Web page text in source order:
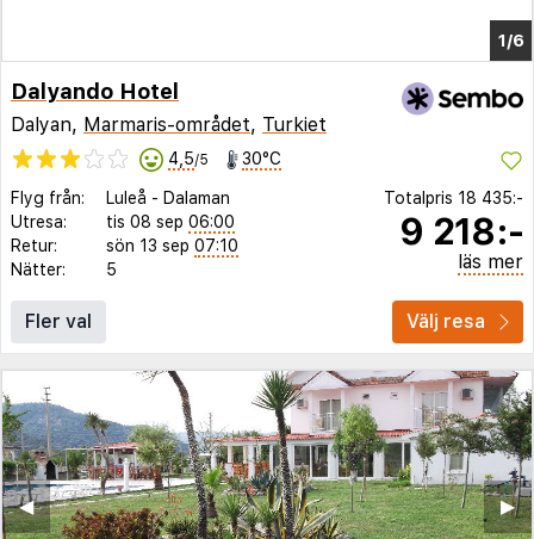
Dalyando Hotel
Dalyan, Marmaris-området, Turkiet
4,5/5 30°C
Flyg från: Luleå - Dalaman
Utresa:
tis 08 sep 06:00
Retur:
sön 13 sep 07:10
Nätter:
5
Totalpris 18 435:-
9 218:-
läs mer
Fler val Välj resa
▶︎
◀︎